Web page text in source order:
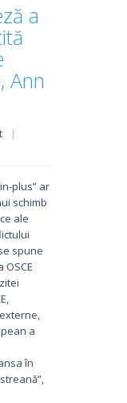
a
Ann
|
plus” ar
schimb
ale
spune
a
în